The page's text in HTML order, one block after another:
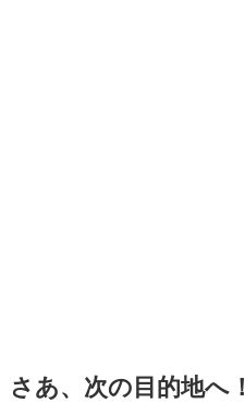
さあ、次の目的地へ！